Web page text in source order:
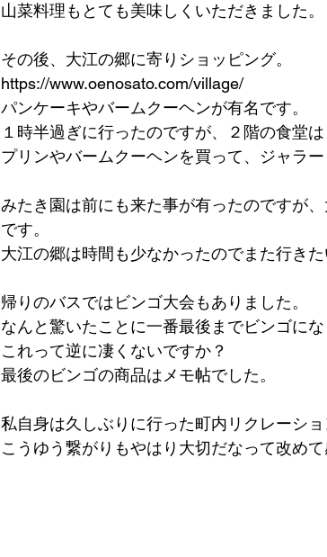
山菜料理もとても美味しくいただきました。
その後、大江の郷に寄りショッピング。
https://www.oenosato.com/village/
パンケーキやバームクーヘンが有名です。
１時半過ぎに行ったのですが、２階の食堂
プリンやバームクーヘンを買って、ジャラー
みたき園は前にも来た事が有ったのですが
です。
大江の郷は時間も少なかったのでまた行きた
帰りのバスではビンゴ大会もありました。
なんと驚いたことに一番最後までビンゴにな
これって逆に凄くないですか？
最後のビンゴの商品はメモ帖でした。
私自身は久しぶりに行った町内リクレーシ
こうゆう繋がりもやはり大切だなって改めて